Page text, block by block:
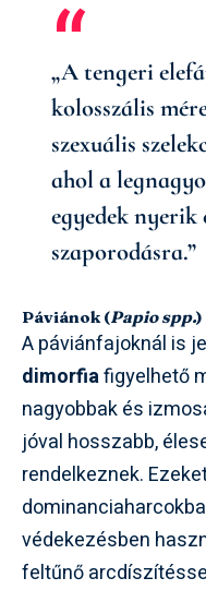
„A tengeri
kolosszális
szexuális
ahol a
egyedek nyerik
szaporodásra.”
Páviánok (Papio spp.)
A páviánfajoknál is
dimorfiafigyelhető
nagyobbak és
jóval hosszabb,
rendelkeznek.
védekezésben
feltűnő